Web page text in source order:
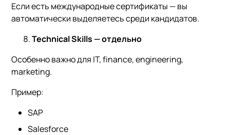
Если есть международные сертификаты — вы
автоматически выделяетесь среди кандидатов.
Technical Skills —отдельно
Особенно важно для IT, finance, engineering,
marketing.
Пример:
SAP
Salesforce